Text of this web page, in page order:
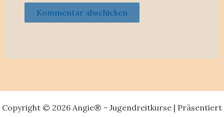
Copyright © 2026 Angie® - Jugendreitkurse | Präsentiert